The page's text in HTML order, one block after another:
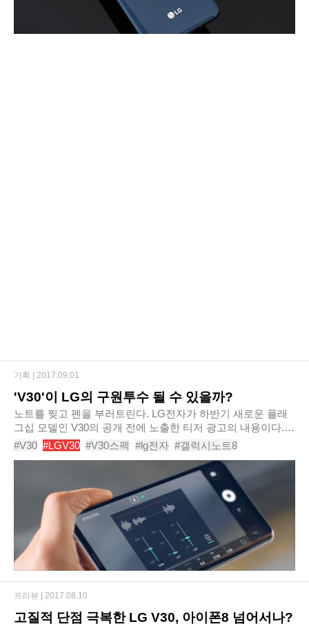
'V30'이 LG의 구원투수 될 수 있을까?
노트를 찢고 펜을 부러트린다. LG전자가 하반기 새로운 플래
그십 모델인 V30의 공개 전에 노출한 티저 광고의 내용이다.
노골적으로 경쟁사인 삼성전자의 갤럭시노트8을 겨냥한 이 광
고에 몇은 기대감을 표했고 또 몇은 우려를..
#V30 #LGV30 #V30스펙 #lg전자 #갤럭시노트8
#올레드풀비전 #브이30 #엘지V30 #듀얼카메라
기획 | 2017.09.01
고질적 단점 극복한 LG V30, 아이폰8 넘어서나?
프리뷰 | 2017.08.10